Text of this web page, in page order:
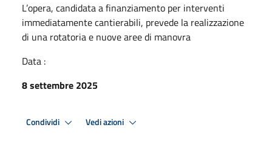
L’opera, candidata a finanziamento per interventi
immediatamente cantierabili, prevede la realizzazione
di una rotatoria e nuove aree di manovra
Data :
8 settembre 2025
Condividi Vedi azioni